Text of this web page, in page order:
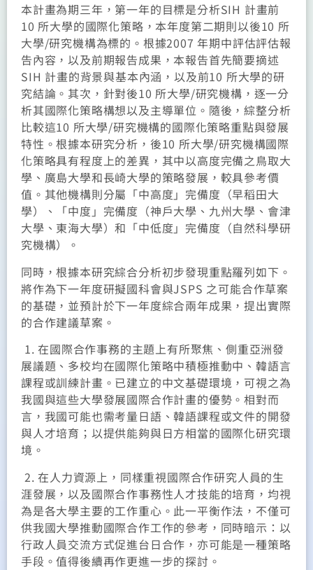
本計畫為期三年，第一年的目標是分析SIH 計畫前
10 所大學的國際化策略，本年度第二期則以後10 所
大學/研究機構為標的。根據2007 年期中評估評估報
告內容，以及前期報告成果，本報告首先簡要摘述
SIH 計畫的背景與基本內涵，以及前10 所大學的研
究結論。其次，針對後10 所大學/研究機構，逐一分
析其國際化策略構想以及主導單位。隨後，綜整分析
比較這10 所大學/研究機構的國際化策略重點與發展
特性。根據本研究分析，後10 所大學/研究機構國際
化策略具有程度上的差異，其中以高度完備之鳥取大
學、廣島大學和長崎大學的策略發展，較具參考價
值。其他機構則分屬「中高度」完備度（早稻田大
學）、「中度」完備度（神戶大學、九州大學、會津
大學、東海大學）和「中低度」完備度（自然科學研
究機構）。
同時，根據本研究綜合分析初步發現重點羅列如下。
將作為下一年度研擬國科會與JSPS 之可能合作草案
的基礎，並預計於下一年度綜合兩年成果，提出實際
的合作建議草案。
1. 在國際合作事務的主題上有所聚焦、側重亞洲發
展議題、多校均在國際化策略中積極推動中、韓語言
課程或訓練計畫。已建立的中文基礎環境，可視之為
我國與這些大學發展國際合作計畫的優勢。相對而
言，我國可能也需考量日語、韓語課程或文件的開發
與人才培育；以提供能夠與日方相當的國際化研究環
境。
2. 在人力資源上，同樣重視國際合作研究人員的生
涯發展，以及國際合作事務性人才技能的培育，均視
為是各大學主要的工作重心。此一平衡作法，不僅可
供我國大學推動國際合作工作的參考，同時暗示：以
行政人員交流方式促進台日合作，亦可能是一種策略
手段。值得後續再作更進一步的探討。